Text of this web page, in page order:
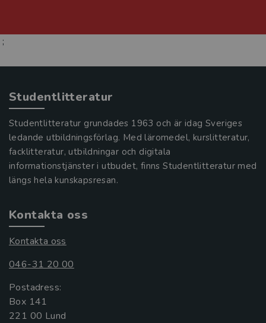
;
Studentlitteratur
Studentlitteratur grundades 1963 och är idag Sveriges
ledande utbildningsförlag. Med läromedel, kurslitteratur,
facklitteratur, utbildningar och digitala
informationstjänster i utbudet, finns Studentlitteratur med
längs hela kunskapsresan.
Kontakta oss
Kontakta oss
046-31 20 00
Postadress:
Box 141
221 00 Lund